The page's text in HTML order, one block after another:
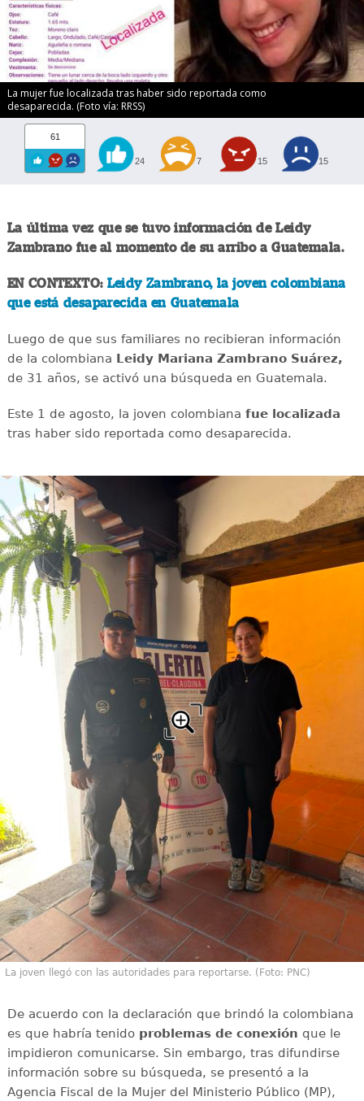
La mujer fue localizada tras haber sido reportada como
desaparecida. (Foto vía: RRSS)
61
24 7 15 15
La última vez que se tuvo información de Leidy
Zambrano fue al momento de su arribo a Guatemala.
EN CONTEXTO: Leidy Zambrano, la joven colombiana
que está desaparecida en Guatemala
Luego de que sus familiares no recibieran información
de la colombiana Leidy Mariana Zambrano Suárez,
de 31 años, se activó una búsqueda en Guatemala.
Este 1 de agosto, la joven colombiana fue localizada
tras haber sido reportada como desaparecida.
La joven llegó con las autoridades para reportarse. (Foto: PNC)
De acuerdo con la declaración que brindó la colombiana
es que habría tenido problemas de conexión que le
impidieron comunicarse. Sin embargo, tras difundirse
información sobre su búsqueda, se presentó a la
Agencia Fiscal de la Mujer del Ministerio Público (MP),